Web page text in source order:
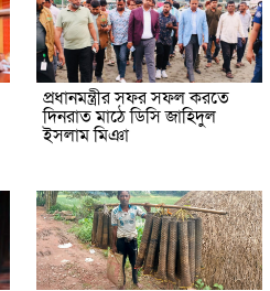
প্রধানমন্ত্রীর সফর সফল করতে
দিনরাত মাঠে ডিসি জাহিদুল
ইসলাম মিঞা